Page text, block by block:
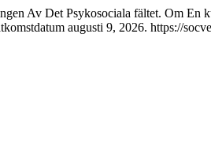
Av Det Psykosociala fältet. Om En
augusti 9, 2026. https://